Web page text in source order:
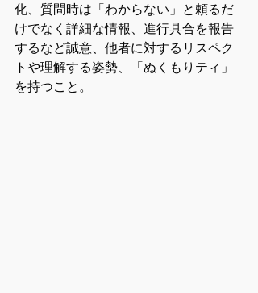
化、質問時は「わからない」と頼るだ
けでなく詳細な情報、進行具合を報告
するなど誠意、他者に対するリスペク
トや理解する姿勢、「ぬくもりティ」
を持つこと。